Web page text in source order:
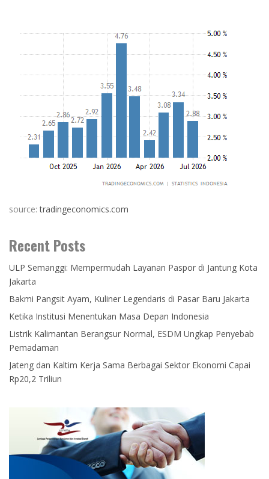
source:tradingeconomics.com
Recent Posts
ULP Semanggi: Mempermudah Layanan Paspor di Jantung Kota
Jakarta
Bakmi Pangsit Ayam, Kuliner Legendaris di Pasar Baru Jakarta
Ketika Institusi Menentukan Masa Depan Indonesia
Listrik Kalimantan Berangsur Normal, ESDM Ungkap Penyebab
Pemadaman
Jateng dan Kaltim Kerja Sama Berbagai Sektor Ekonomi Capai
Rp20,2 Triliun